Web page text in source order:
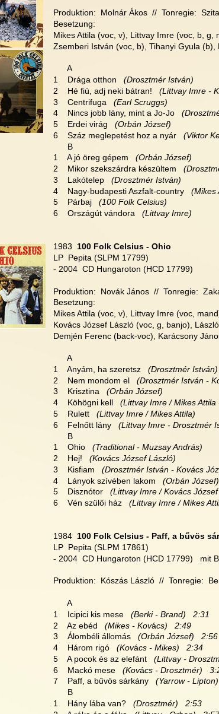
Produktion:  Molnár Ákos  //  Tonregie:
Besetzung:
Mikes Attila (voc, v), Littvay Imre (voc, b,
Zsemberi István (voc, b), Tihanyi Gyula
      A
1    Drága otthon
   (Drosztmér István)
2    Hé fiú, adj neki bátran!
(Littvay Imre
3    Centrifuga
   (Earl Scruggs)
4    Nincs jobb lány, mint a Jo-Jo
5    Erdei virág
   (Orbán József)
6    Száz meglepetést hoz a nyár (Viktor
      B
1    A jó öreg gépem
   (Orbán József)
2    Mikor szekszárdra készültem
3    Lakótelep
   (Drosztmér István)
4    Nagy-budapesti Aszfalt-country
(Mikes
5    Párbaj
   (100 Folk Celsius)
6    Országút vándora
   (Littvay Imre)
1983 100 Folk Celsius - Ohio
LP  Pepita (SLPM 17799)
- 2004  CD Hungaroton (HCD 17799)
Produktion:  Novák János  //  Tonregie:
Besetzung:
Mikes Attila (voc, v), Littvay Imre (voc,
Kovács József László (voc, g, banjo),
Demjén Ferenc (back-voc), Karácsony
      A
1    Anyám, ha szeretsz
   (Drosztmér István)
2    Nem mondom el
(Drosztmér István -
3    Krisztina
   (Orbán József)
4    Köhögni kell
(Littvay Imre / Mikes
5    Rulett
   (Littvay Imre / Mikes Attila)
6    Felnőtt lány
(Littvay Imre - Drosztmér
      B
1    Ohio
   (Traditional - Muzsay András)
2    Hej!
   (Kovács József László)
3    Kisfiam
(Drosztmér István - Kovács
4    Lányok szívében lakom
   (Orbán József)
5    Disznótor
(Littvay Imre / Kovács
6    Vén szülői ház
(Littvay Imre / Mikes
1984 100 Folk Celsius - Paff, a bűvös
LP  Pepita (SLPM 17861)
- 2004  CD Hungaroton (HCD 17799)   mit
Produktion:  Kószás László  //  Tonregie:
      A
1    Icipici kis mese
   (Berki - Brand)   2:31
2    Az ebéd
   (Mikes - Kov
ács)   2:49
3    Álombéli állomás
   (Orbán József)   2:56
4    Három rigó
   (Kov
ács - Mikes)   2:34
5    A pocok és az elefánt
(Littvay -
6    Mackó mese
   (Kov
ács - Drosztmér)
7    Paff, a bűvös sárkány
(Yarrow -
      B
1    Hány lába van?
   (Drosztmér)   2:53